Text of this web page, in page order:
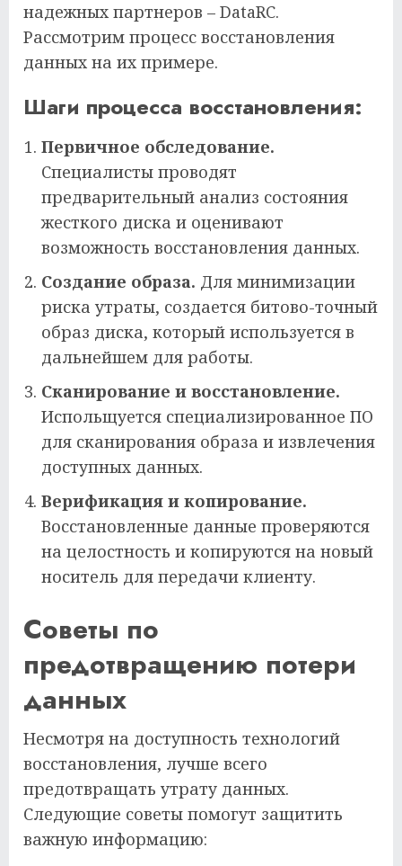
надежных партнеров – DataRC.
Рассмотрим процесс восстановления
данных на их примере.
Шаги процесса восстановления:
Первичное обследование.
Специалисты проводят
предварительный анализ состояния
жесткого диска и оценивают
возможность восстановления данных.
Создание образа. Для минимизации
риска утраты, создается битово-точный
образ диска, который используется в
дальнейшем для работы.
Сканирование и восстановление.
Испольщуется специализированное ПО
для сканирования образа и извлечения
доступных данных.
Верификация и копирование.
Восстановленные данные проверяются
на целостность и копируются на новый
носитель для передачи клиенту.
Советы по
предотвращению потери
данных
Несмотря на доступность технологий
восстановления, лучше всего
предотвращать утрату данных.
Следующие советы помогут защитить
важную информацию: